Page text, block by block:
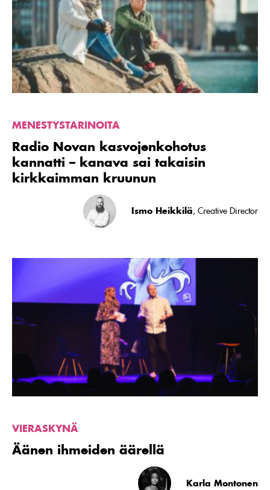
kasvojenkohotus
kannatti
–
kanava
sai
takaisin
kirkkaimman
kruunun
MENESTYSTARINOITA
Radio Novan kasvojenkohotus
kannatti – kanava sai takaisin
kirkkaimman kruunun
Ismo Heikkilä, Creative Director
ihmeiden
VIERASKYNÄ
Äänen ihmeiden äärellä
Karla Montonen